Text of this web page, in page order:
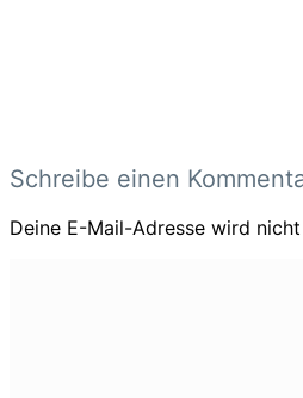
Schreibe einen
Deine E-Mail-Adresse wird